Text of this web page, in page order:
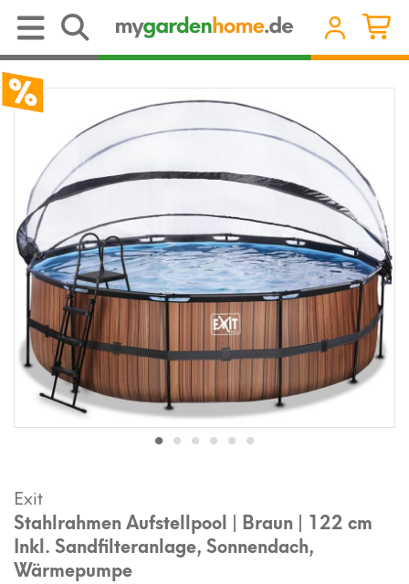
Exit
Stahlrahmen Aufstellpool | Braun | 122 cm
Inkl. Sandfilteranlage, Sonnendach,
Wärmepumpe